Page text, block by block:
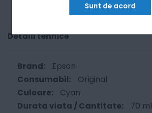
Sunt de acord
Detalii tehnice
Epson
Original
Cyan
70 ml